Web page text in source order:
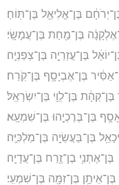
בֶּן־אֱלִיאֵ֖ל בֶּן־תּֽוֹחַ׃
בֶּן־מַ֖חַת בֶּן־עֲמָשָֽׂי׃
בֶּן־עֲזַרְיָ֖ה בֶּן־צְפַנְיָֽה׃
בֶּן־אֶבְיָסָ֖ף בֶּן־קֹֽרַח׃
בֶּן־קְהָ֔ת בֶּן־לֵוִ֖י בֶּן־יִשְׂרָאֵֽל׃
בֶּן־בֶּרֶכְיָ֖הוּ בֶּן־שִׁמְעָֽא׃
בֶּן־בַּעֲשֵׂיָ֖ה בֶּן־מַלְכִּיָּֽה׃
בֶּן־אֶתְנִ֥י בֶן־זֶ֖רַח בֶּן־עֲדָיָֽה׃
בֶּן־אֵיתָ֥ן בֶּן־זִמָּ֖ה בֶּן־שִׁמְעִֽי׃